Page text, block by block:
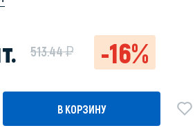
Промышленная уборка
513.44у -16%
В КОРЗИНУ